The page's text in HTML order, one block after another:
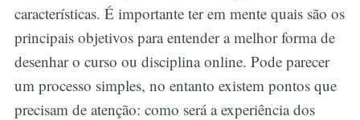
características. É importante ter em mente quais são os
principais objetivos para entender a melhor forma de
desenhar o curso ou disciplina online. Pode parecer
um processo simples, no entanto existem pontos que
precisam de atenção: como será a experiência dos